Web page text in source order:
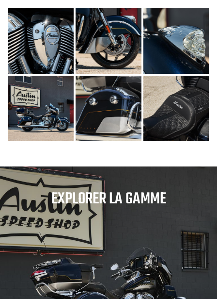
EXPLORER LA GAMME